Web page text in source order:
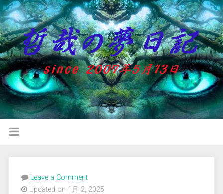
Leave a Comment
Updated on 1月 2, 2025